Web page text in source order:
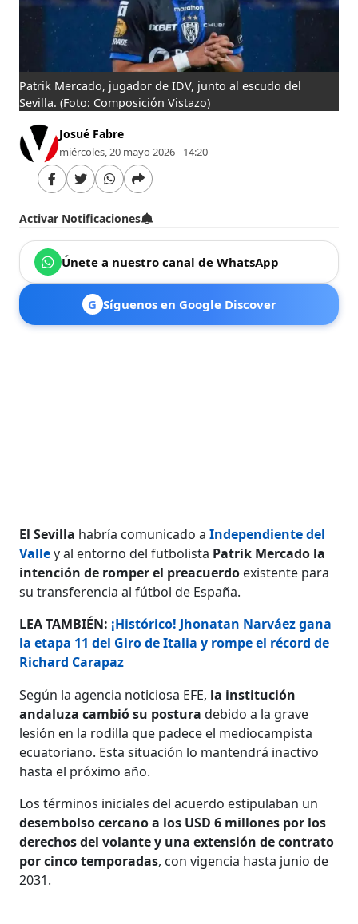
Patrik Mercado, jugador de IDV, junto al escudo del
Sevilla. (Foto: Composición Vistazo)
Josué Fabre
miércoles, 20 mayo 2026 - 14:20
Activar Notificaciones
Únete a nuestro canal de WhatsApp
G Síguenos en Google Discover
El Sevilla habría comunicado aIndependiente del
Valley al entorno del futbolista Patrik Mercado la
intención de romper el preacuerdo existente para
su transferencia al fútbol de España.
LEA TAMBIÉN: ¡Histórico! Jhonatan Narváez gana
la etapa 11 del Giro de Italia y rompe el récord de
Richard Carapaz
Según la agencia noticiosa EFE, la institución
andaluza cambió su postura debido a la grave
lesión en la rodilla que padece el mediocampista
ecuatoriano. Esta situación lo mantendrá inactivo
hasta el próximo año.
Los términos iniciales del acuerdo estipulaban un
desembolso cercano a los USD 6 millones por los
derechos del volante y una extensión de contrato
por cinco temporadas, con vigencia hasta junio de
2031.